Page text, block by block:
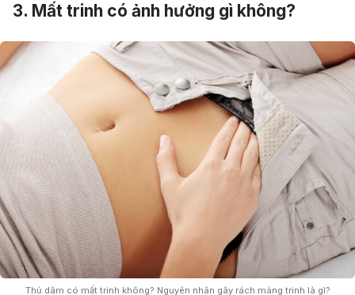
3. Mất trinh có ảnh hưởng gì không?
Thủ dâm có mất trinh không? Nguyên nhân gây rách màng trinh là gì?